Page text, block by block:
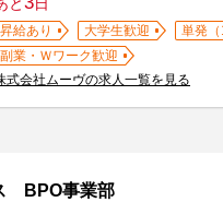
昇給あり 大学生歓迎 単発（
副業・Ｗワーク歓迎
式会社ムーヴの求人一覧を見る
BPO事業部